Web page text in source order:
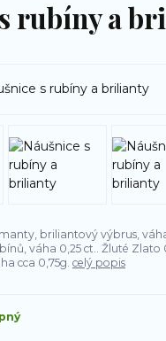
rubíny a
briliantový výbrus,
váha 0,25 ct.. Žluté Zlato
cca 0,75g. celý popis